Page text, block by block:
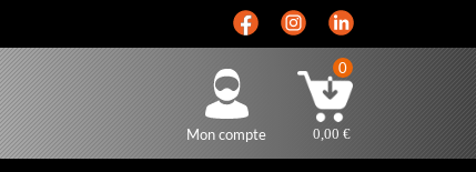
Mon compte
0
0,00 €